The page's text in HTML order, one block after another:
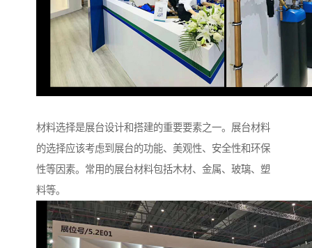
材料选择是展台设计和搭建的重要要素之一。展台材料
的选择应该考虑到展台的功能、美观性、安全性和环保
性等因素。常用的展台材料包括木材、金属、玻璃、塑
料等。